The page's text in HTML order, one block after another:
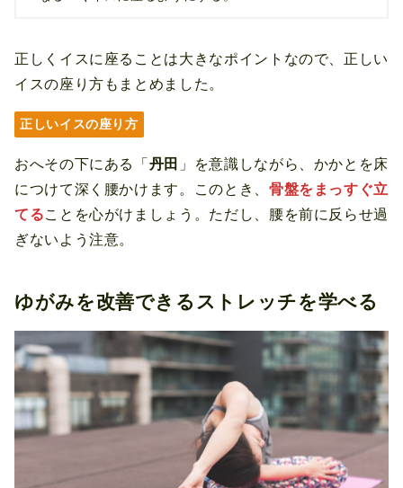
正しくイスに座ることは大きなポイントなので、正しい
イスの座り方もまとめました。
正しいイスの座り方
おへその下にある「 丹田 」を意識しながら、かかとを床
につけて深く腰かけます。このとき、 骨盤をまっすぐ立
てることを心がけましょう。ただし、腰を前に反らせ過
ぎないよう注意。
ゆがみを改善できるストレッチを学べる